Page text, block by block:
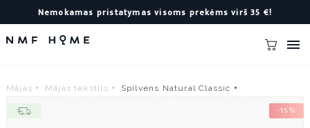
Nemokamas pristatymas visoms prekėms virš 35 €!

Mājas Mājas tekstils Spilvens Natural Classic
-15%